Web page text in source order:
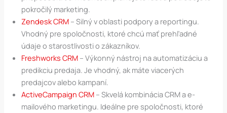
pokročilý marketing.
Zendesk CRM – Silný v oblasti podpory a reportingu.
Vhodný pre spoločnosti, ktoré chcú mať prehľadné
údaje o starostlivosti o zákazníkov.
Freshworks CRM – Výkonný nástroj na automatizáciu a
predikciu predaja. Je vhodný, ak máte viacerých
predajcov alebo kampaní.
ActiveCampaign CRM – Skvelá kombinácia CRM a e-
mailového marketingu. Ideálne pre spoločnosti, ktoré